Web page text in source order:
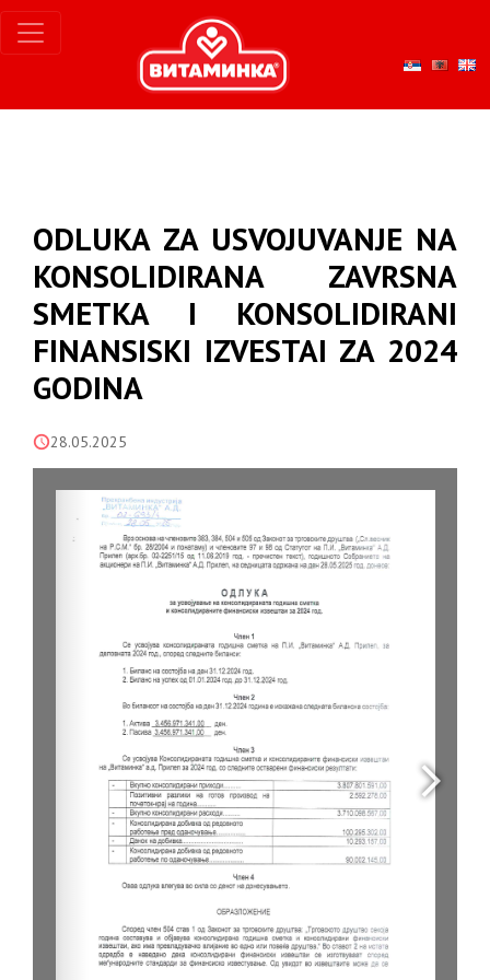
ODLUKA ZA USVOJUVANJE NA
KONSOLIDIRANA ZAVRSNA
SMETKA I KONSOLIDIRANI
FINANSISKI IZVESTAI ZA 2024
GODINA
28.05.2025